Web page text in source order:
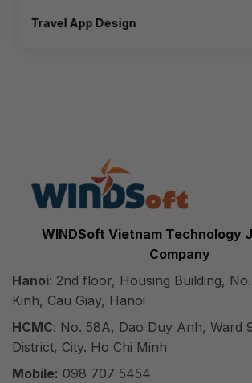
Travel App Design
WINDSoft Vietnam Technology
Company
Hanoi: 2nd floor, Housing Building,
Kinh, Cau Giay, Hanoi
HCMC: No. 58A, Dao Duy Anh, Ward
District, City. Ho Chi Minh
Mobile: 098 707 5454